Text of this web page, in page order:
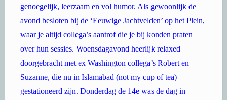
genoegelijk, leerzaam en vol humor. Als gewoonlijk de
avond besloten bij de ‘Eeuwige Jachtvelden’ op het Plein,
waar je altijd collega’s aantrof die je bij konden praten
over hun sessies. Woensdagavond heerlijk relaxed
doorgebracht met ex Washington collega’s Robert en
Suzanne, die nu in Islamabad (not my cup of tea)
gestationeerd zijn. Donderdag de 14e was de dag in